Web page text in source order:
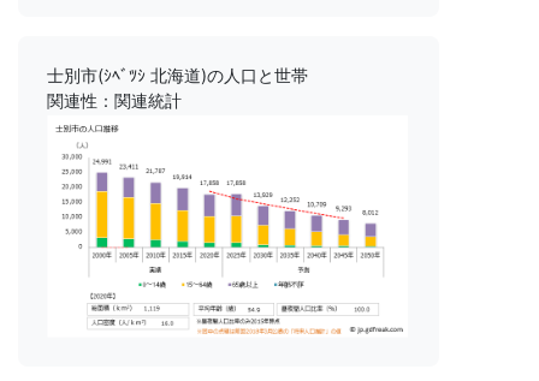
士別市(ｼﾍﾞﾂｼ 北海道)の人口と世帯
関連性：関連統計